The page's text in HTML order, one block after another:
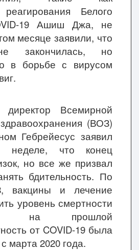
реагирования Белого
19 Ашиш Джа, не
месяце заявили, что
закончилась, но
в борьбе с вирусом
директор Всемирной
(ВОЗ)
Гебрейесус заявил
неделе, что конец
но все же призвал
бдительность. По
вакцины и лечение
уровень смертности
прошлой
от COVID-19 была
марта 2020 года.